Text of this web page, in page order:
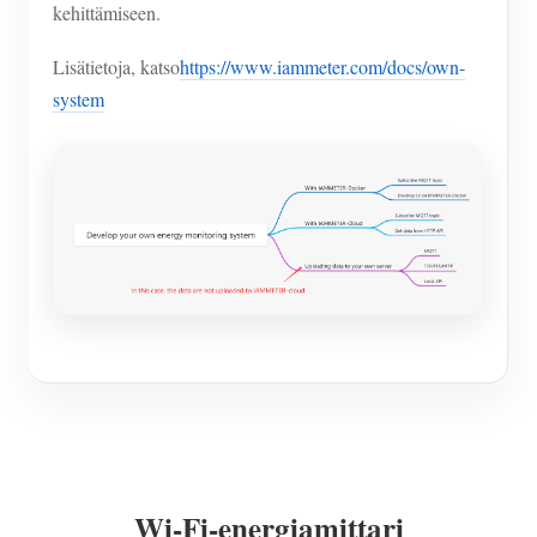
kehittämiseen.
Lisätietoja, katsohttps://www.iammeter.com/docs/own-
system
Wi-Fi-energiamittari